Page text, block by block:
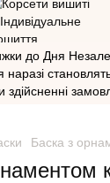
до Дня
наразі
здійсненні
Баска з